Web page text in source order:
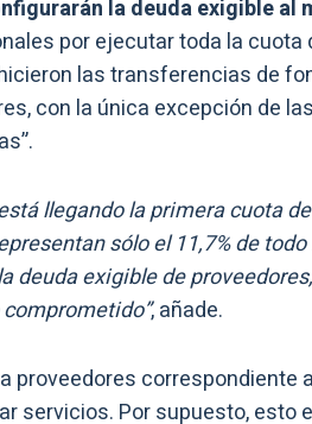
la deuda exigible al
por ejecutar toda la cuota
las transferencias de
con la única excepción de las
llegando la primera cuota de
sólo el 11,7% de todo
deuda exigible de
, añade.
proveedores correspondiente
servicios. Por supuesto, esto